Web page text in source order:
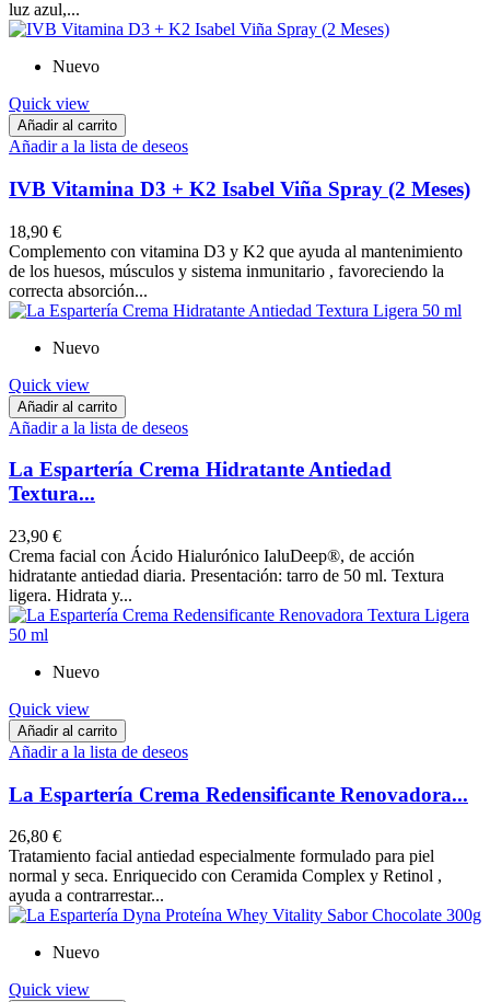
luz azul,...
Nuevo
Quick view
Añadir al carrito
Añadir a la lista de deseos
IVB Vitamina D3 + K2 Isabel Viña Spray (2 Meses)
18,90 €
Complemento con vitamina D3 y K2 que ayuda al mantenimiento
de los huesos, músculos y sistema inmunitario , favoreciendo la
correcta absorción...
Nuevo
Quick view
Añadir al carrito
Añadir a la lista de deseos
La Espartería Crema Hidratante Antiedad
Textura...
23,90 €
Crema facial con Ácido Hialurónico IaluDeep®, de acción
hidratante antiedad diaria. Presentación: tarro de 50 ml. Textura
ligera. Hidrata y...
Nuevo
Quick view
Añadir al carrito
Añadir a la lista de deseos
La Espartería Crema Redensificante Renovadora...
26,80 €
Tratamiento facial antiedad especialmente formulado para piel
normal y seca. Enriquecido con Ceramida Complex y Retinol ,
ayuda a contrarrestar...
Nuevo
Quick view